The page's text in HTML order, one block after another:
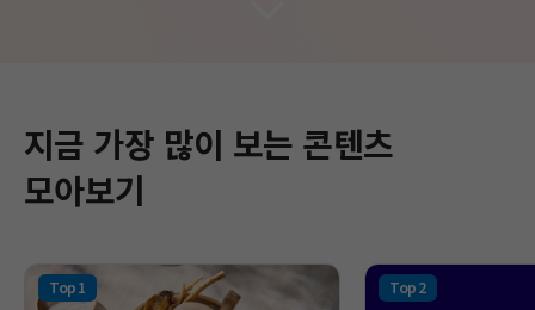
지금 가장 많이 보는 콘텐츠
모아보기